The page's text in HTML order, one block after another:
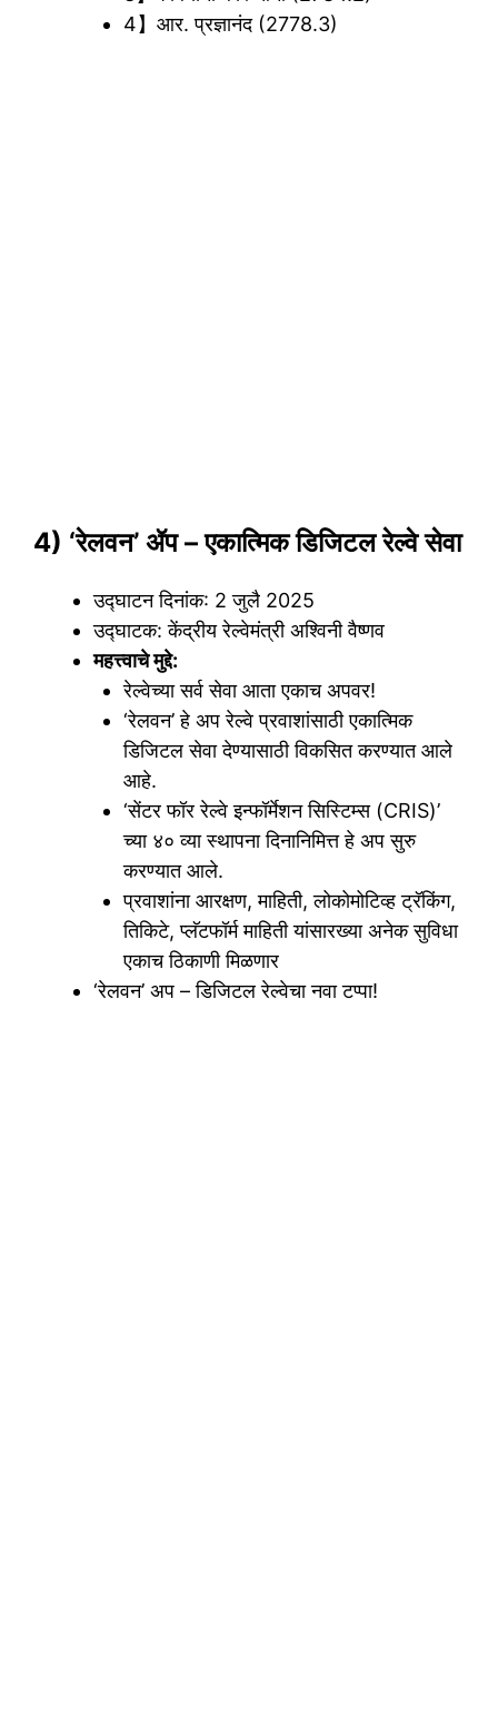
4】आर. प्रज्ञानंद (2778.3)
4) ‘रेलवन’ ॲप – एकात्मिक डिजिटल रेल्वे सेवा
उद्घाटन दिनांक: 2 जुलै 2025
उद्घाटक: केंद्रीय रेल्वेमंत्री अश्विनी वैष्णव
महत्त्वाचे मुद्दे:
रेल्वेच्या सर्व सेवा आता एकाच अ‍पवर!
‘रेलवन’ हे अ‍प रेल्वे प्रवाशांसाठी एकात्मिक
डिजिटल सेवा देण्यासाठी विकसित करण्यात आले
आहे.
‘सेंटर फॉर रेल्वे इन्फॉर्मेशन सिस्टिम्स (CRIS)’
च्या ४० व्या स्थापना दिनानिमित्त हे अ‍प सुरु
करण्यात आले.
प्रवाशांना आरक्षण, माहिती, लोकोमोटिव्ह ट्रॅकिंग,
तिकिटे, प्लॅटफॉर्म माहिती यांसारख्या अनेक सुविधा
एकाच ठिकाणी मिळणार
‘रेलवन’ अ‍प – डिजिटल रेल्वेचा नवा टप्पा!